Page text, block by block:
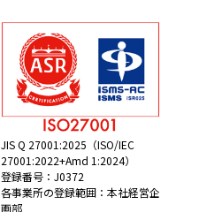
JIS Q 27001:2025（ISO/IEC
27001:2022+Amd 1:2024）
登録番号：J0372
各事業所の登録範囲：本社経営企
画部